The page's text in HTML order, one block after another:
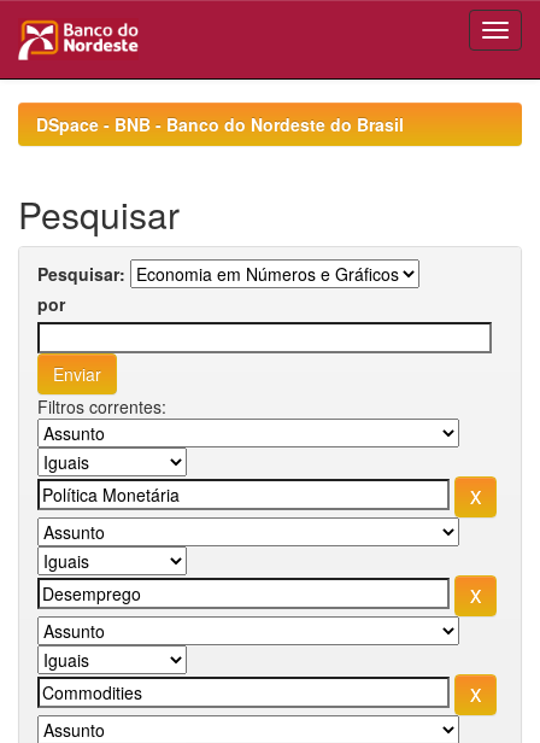
navigationDSpace - BNB - Banco do Nordeste do Brasil
Pesquisar
Pesquisar:
por
Filtros correntes: